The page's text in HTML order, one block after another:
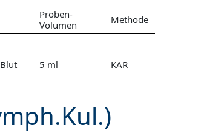
Proben-
Volumen
Methode
5 ml KAR